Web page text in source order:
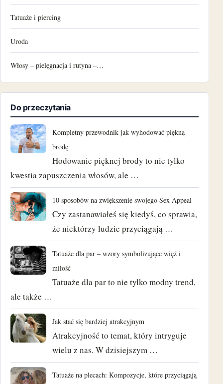
Tatuaże i piercing
Uroda
Włosy – pielęgnacja i rutyna –…
Do przeczytania
Kompletny przewodnik jak wyhodować piękną
brodę
Hodowanie pięknej brody to nie tylko
kwestia zapuszczenia włosów, ale …
10 sposobów na zwiększenie swojego Sex Appeal
Czy zastanawiałeś się kiedyś, co sprawia,
że niektórzy ludzie przyciągają …
Tatuaże dla par – wzory symbolizujące więź i
miłość
Tatuaże dla par to nie tylko modny trend,
ale także …
Jak stać się bardziej atrakcyjnym
Atrakcyjność to temat, który intryguje
wielu z nas. W dzisiejszym …
Tatuaże na plecach: Kompozycje, które przyciągają